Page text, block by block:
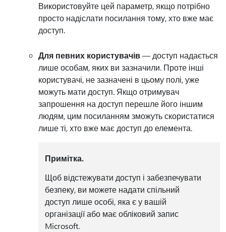
Використовуйте цей параметр, якщо потрібно
просто надіслати посилання тому, хто вже має
доступ.
Для певних користувачів— доступ надається
лише особам, яких ви зазначили. Проте інші
користувачі, не зазначені в цьому полі, уже
можуть мати доступ. Якщо отримувач
запрошення на доступ перешле його іншим
людям, цим посиланням зможуть скористатися
лише ті, хто вже має доступ до елемента.
Примітка.
Щоб відстежувати доступ і забезпечувати
безпеку, ви можете надати спільний
доступ лише особі, яка є у вашій
організації або має обліковий запис
Microsoft.